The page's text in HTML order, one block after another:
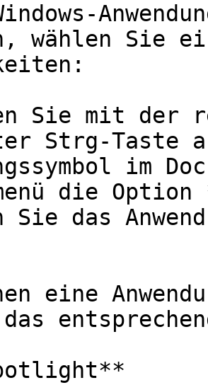
wählen Sie
Sie mit der
Strg-Taste
im
die
Sie das
eine